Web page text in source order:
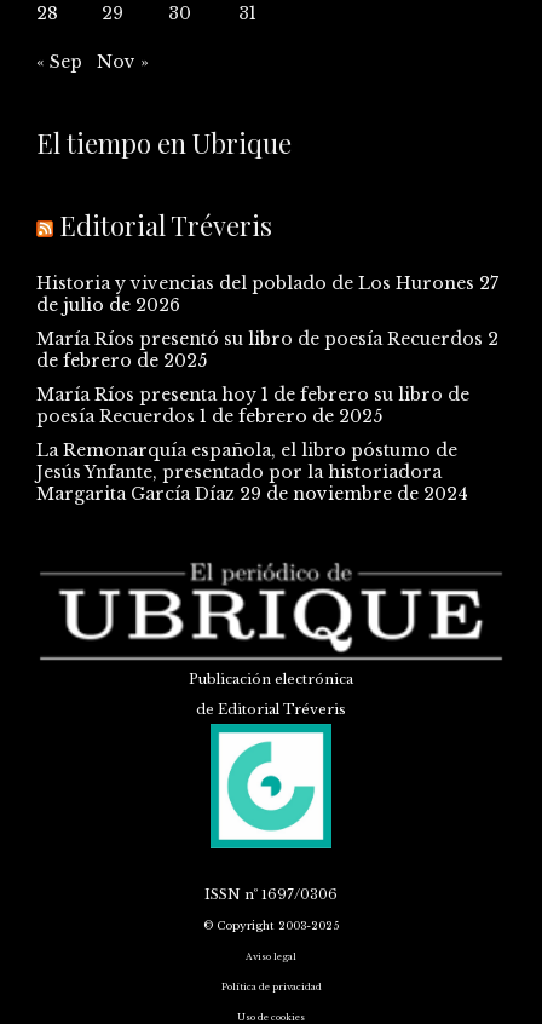
28
29 30 31
« Sep Nov »
El tiempo en Ubrique
Editorial Tréveris
Historia y vivencias del poblado de Los Hurones 27
de julio de 2026
María Ríos presentó su libro de poesía Recuerdos 2
de febrero de 2025
María Ríos presenta hoy 1 de febrero su libro de
poesía Recuerdos 1 de febrero de 2025
La Remonarquía española, el libro póstumo de
Jesús Ynfante, presentado por la historiadora
Margarita García Díaz 29 de noviembre de 2024
Publicación electrónica
de Editorial Tréveris
ISSN nº 1697/0306
© Copyright 2003-2025
Aviso legal
Política de privacidad
Uso de cookies